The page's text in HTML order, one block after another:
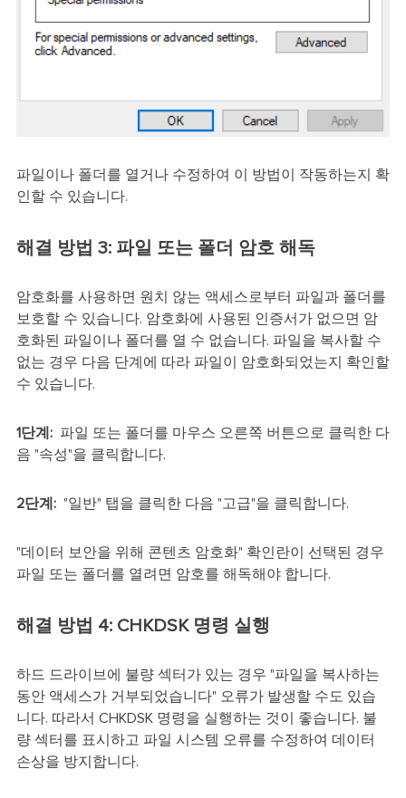
파일이나 폴더를 열거나 수정하여 이 방법이 작동하는지 확
인할 수 있습니다.
해결 방법 3: 파일 또는 폴더 암호 해독
암호화를 사용하면 원치 않는 액세스로부터 파일과 폴더를
보호할 수 있습니다. 암호화에 사용된 인증서가 없으면 암
호화된 파일이나 폴더를 열 수 없습니다. 파일을 복사할 수
없는 경우 다음 단계에 따라 파일이 암호화되었는지 확인할
수 있습니다.
1단계:파일 또는 폴더를 마우스 오른쪽 버튼으로 클릭한 다
음 "속성"을 클릭합니다.
2단계: "일반" 탭을 클릭한 다음 "고급"을 클릭합니다.
"데이터 보안을 위해 콘텐츠 암호화" 확인란이 선택된 경우
파일 또는 폴더를 열려면 암호를 해독해야 합니다.
해결 방법 4: CHKDSK 명령 실행
하드 드라이브에 불량 섹터가 있는 경우 "파일을 복사하는
동안 액세스가 거부되었습니다" 오류가 발생할 수도 있습
니다. 따라서 CHKDSK 명령을 실행하는 것이 좋습니다. 불
량 섹터를 표시하고 파일 시스템 오류를 수정하여 데이터
손상을 방지합니다.